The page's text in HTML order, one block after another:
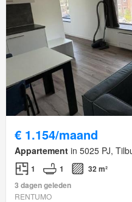
€ 1.154/maand
Appartement in 5025 PJ,
1 1
32 m²
3 dagen geleden
RENTUMO